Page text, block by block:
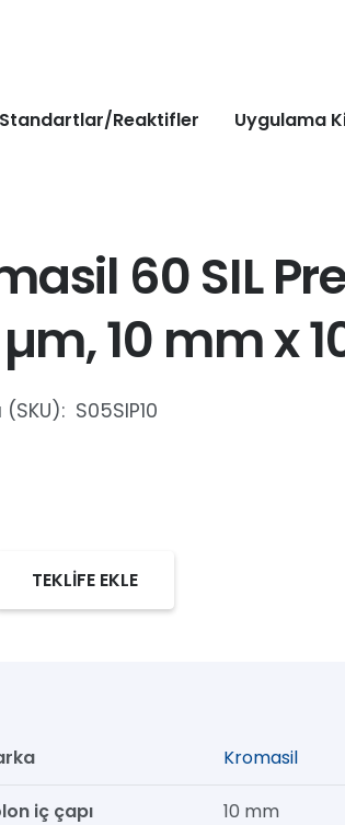
Standartlar/Reaktifler Uygulama
60 SIL
10 mm x
S05SIP10
TEKLİFE EKLE
Kromasil
iç çapı 10 mm